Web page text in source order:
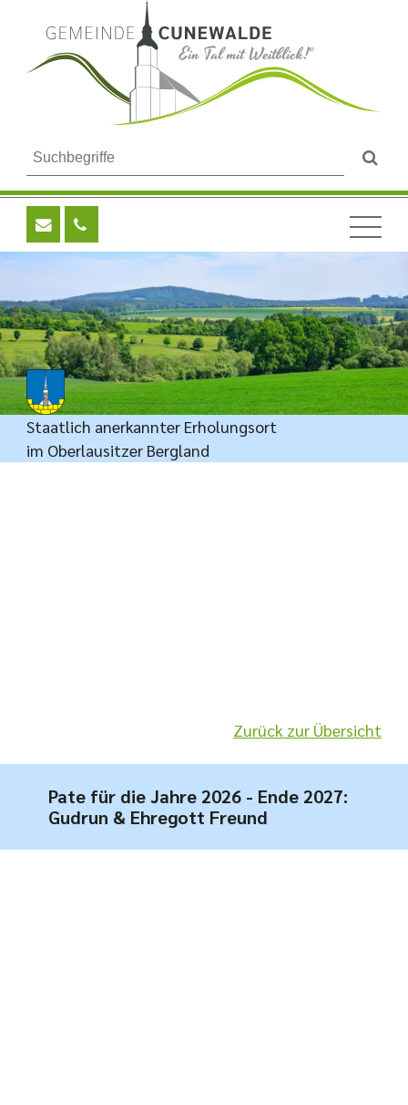
Staatlich anerkannter Erholungsort
im Oberlausitzer Bergland
Zurück zur Übersicht
Pate für die Jahre 2026 - Ende 2027:
Gudrun & Ehregott Freund